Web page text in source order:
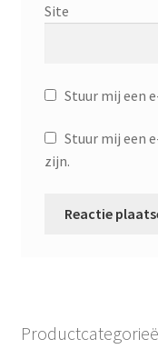
Site
Stuur mij een
Stuur mij een
zijn.